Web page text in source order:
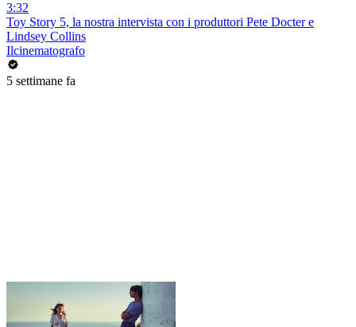
3:32
Toy Story 5, la nostra intervista con i produttori Pete Docter e
Lindsey Collins
Ilcinematografo
5 settimane fa